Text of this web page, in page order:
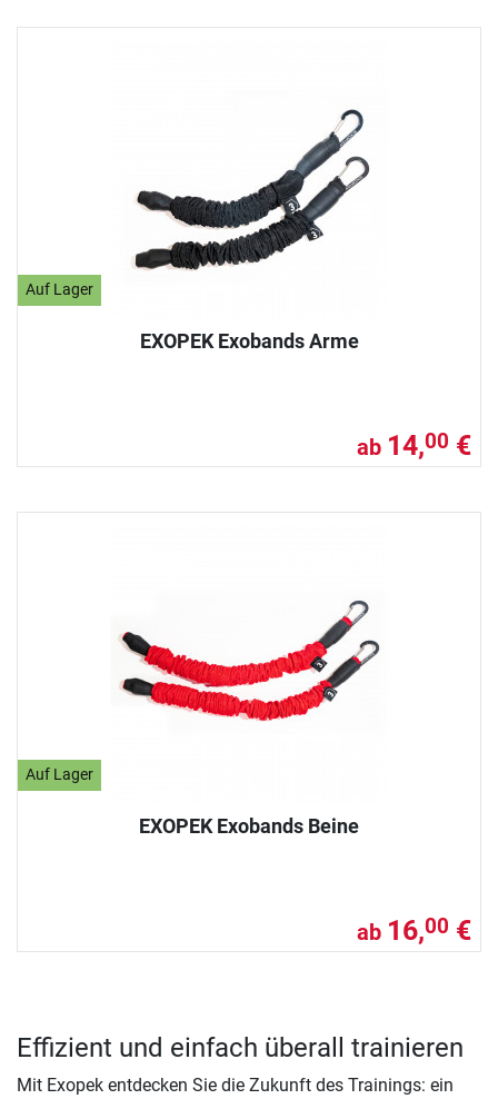
Auf Lager
EXOPEK Exobands Arme
ab 14,00 €
Auf Lager
EXOPEK Exobands Beine
ab 16,00 €
Effizient und einfach überall trainieren
Mit Exopek entdecken Sie die Zukunft des Trainings: ein